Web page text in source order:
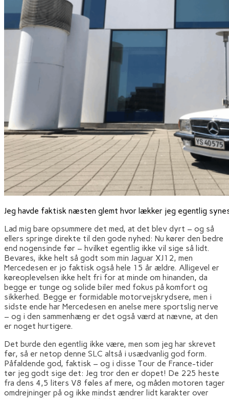
Jeg havde faktisk næsten glemt hvor lækker jeg egentlig
Lad mig bare opsummere det med, at det blev dyrt – og så
ellers springe direkte til den gode nyhed: Nu kører den bedre
end nogensinde før – hvilket egentlig ikke vil sige så lidt.
Bevares, ikke helt så godt som min Jaguar XJ12, men
Mercedesen er jo faktisk også hele 15 år ældre. Alligevel er
køreoplevelsen ikke helt fri for at minde om hinanden, da
begge er tunge og solide biler med fokus på komfort og
sikkerhed. Begge er formidable motorvejskrydsere, men i
sidste ende har Mercedesen en anelse mere sportslig nerve
– og i den sammenhæng er det også værd at nævne, at den
er noget hurtigere.
Det burde den egentlig ikke være, men som jeg har skrevet
før, så er netop denne SLC altså i usædvanlig god form.
Påfaldende god, faktisk – og i disse Tour de France-tider
tør jeg godt sige det: Jeg tror den er dopet! De 225 heste
fra dens 4,5 liters V8 føles af mere, og måden motoren tager
omdrejninger på og ikke mindst ændrer lidt karakter over